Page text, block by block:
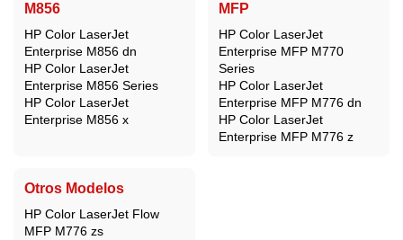
M856
HP Color LaserJet
Enterprise M856 dn
HP Color LaserJet
Enterprise M856 Series
HP Color LaserJet
Enterprise M856 x
MFP
HP Color LaserJet
Enterprise MFP M770
Series
HP Color LaserJet
Enterprise MFP M776 dn
HP Color LaserJet
Enterprise MFP M776 z
Otros Modelos
HP Color LaserJet Flow
MFP M776 zs